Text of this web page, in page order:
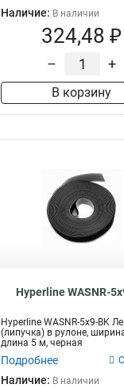
Наличие: В наличии
324,48 ₽
– +
В корзину
Hyperline WASNR-
Hyperline WASNR-5x9-BK
(липучка) в рулоне,
длина 5 м, черная
Подробнее
Наличие: В наличии